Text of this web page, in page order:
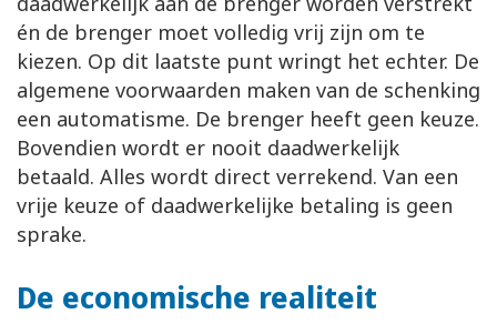
én de brenger moet volledig vrij zijn om te
kiezen. Op dit laatste punt wringt het echter. De
algemene voorwaarden maken van de schenking
een automatisme. De brenger heeft geen keuze.
Bovendien wordt er nooit daadwerkelijk
betaald. Alles wordt direct verrekend. Van een
vrije keuze of daadwerkelijke betaling is geen
sprake.
De economische realiteit